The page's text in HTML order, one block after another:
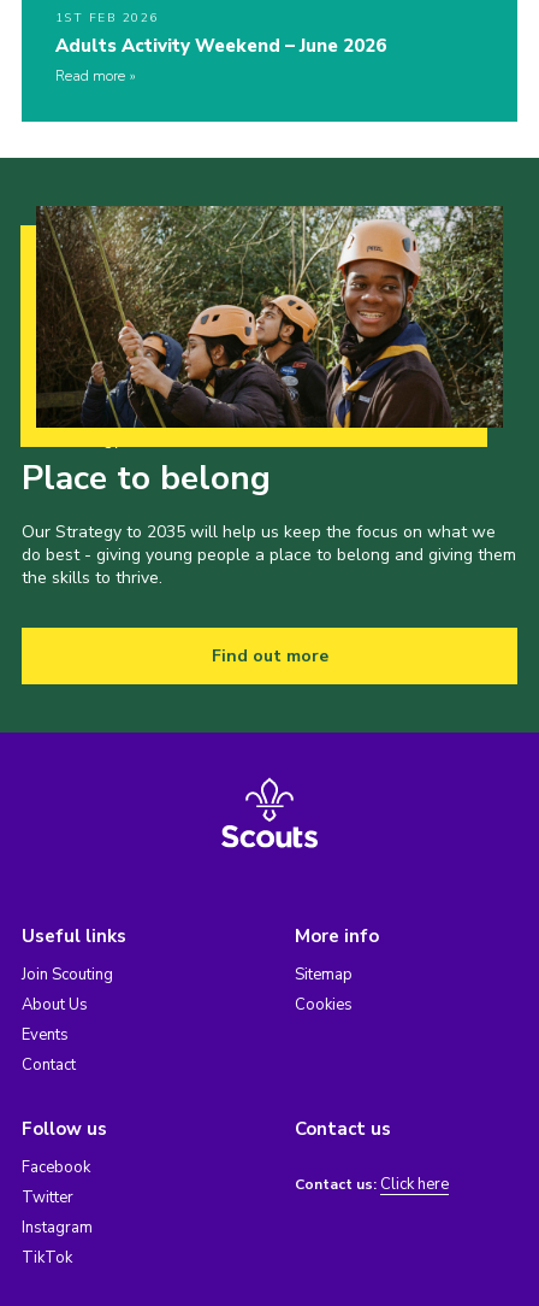
1ST FEB 2026
Adults Activity Weekend – June 2026
Read more
Place to belong
Our Strategy to 2035 will help us keep the focus on what we
do best - giving young people a place to belong and giving them
the skills to thrive.
Find out more
Useful links
Join Scouting
About Us
Events
Contact
More info
Sitemap
Cookies
Follow us
Facebook
Twitter
Instagram
TikTok
Contact us
Contact us: Click here